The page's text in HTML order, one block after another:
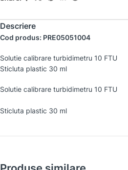
Descriere
Cod produs: PRE05051004
Solutie calibrare turbidimetru 10 FTU
Sticluta plastic 30 ml
Solutie calibrare turbidimetru 10 FTU
Sticluta plastic 30 ml